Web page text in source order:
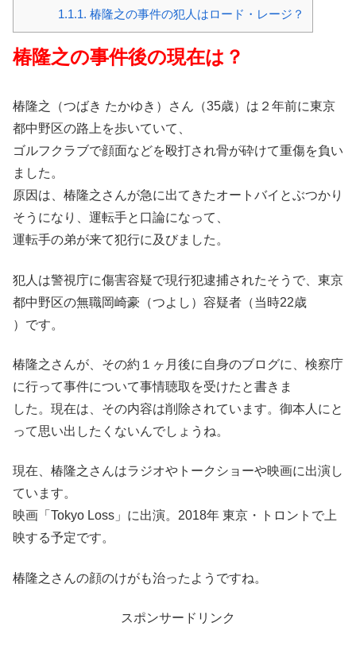
1.1.1. 椿隆之の事件の犯人はロード・レージ？
椿隆之の事件後の現在は？
椿隆之（つばき たかゆき）さん（35歳）は２年前に東京
都中野区の路上を歩いていて、
ゴルフクラブで顔面などを殴打され骨が砕けて重傷を負い
ました。
原因は、椿隆之さんが急に出てきたオートバイとぶつかり
そうになり、運転手と口論になって、
運転手の弟が来て犯行に及びました。
犯人は警視庁に傷害容疑で現行犯逮捕されたそうで、東京
都中野区の無職岡崎豪（つよし）容疑者（当時22歳
）です。
椿隆之さんが、その約１ヶ月後に自身のブログに、検察庁
に行って事件について事情聴取を受けたと書きま
した。現在は、その内容は削除されています。御本人にと
って思い出したくないんでしょうね。
現在、椿隆之さんはラジオやトークショーや映画に出演し
ています。
映画「Tokyo Loss」に出演。2018年 東京・トロントで上
映する予定です。
椿隆之さんの顔のけがも治ったようですね。
スポンサードリンク